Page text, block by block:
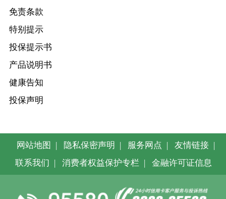
免责条款
特别提示
投保提示书
产品说明书
健康告知
投保声明
网站地图 | 隐私保密声明 | 服务网点 | 友情链接 |
联系我们 | 消费者权益保护专栏 | 金融许可证信息